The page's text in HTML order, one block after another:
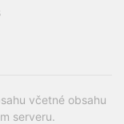
včetné obsahu
serveru.